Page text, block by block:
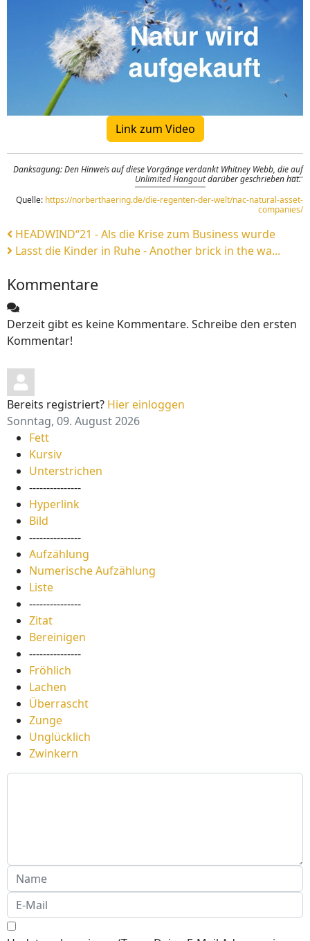
Link zum Video
Danksagung: Den Hinweis auf diese Vorgänge verdankt Whitney Webb, dieauf
Unlimited Hangoutdarüber geschrieben hat.
Quelle: https://norberthaering.de/die-regenten-der-welt/nac-natural-asset-
companies/
HEADWIND“21 - Als die Krise zum Business wurde
Lasst die Kinder in Ruhe - Another brick in the wa...
Kommentare
Derzeit gibt es keine Kommentare. Schreibe den ersten
Kommentar!
Bereits registriert? Hier einloggen
Sonntag, 09. August 2026
Fett
Kursiv
Unterstrichen
---------------
Hyperlink
Bild
---------------
Aufzählung
Numerische Aufzählung
Liste
---------------
Zitat
Bereinigen
---------------
Fröhlich
Lachen
Überrascht
Zunge
Unglücklich
Zwinkern